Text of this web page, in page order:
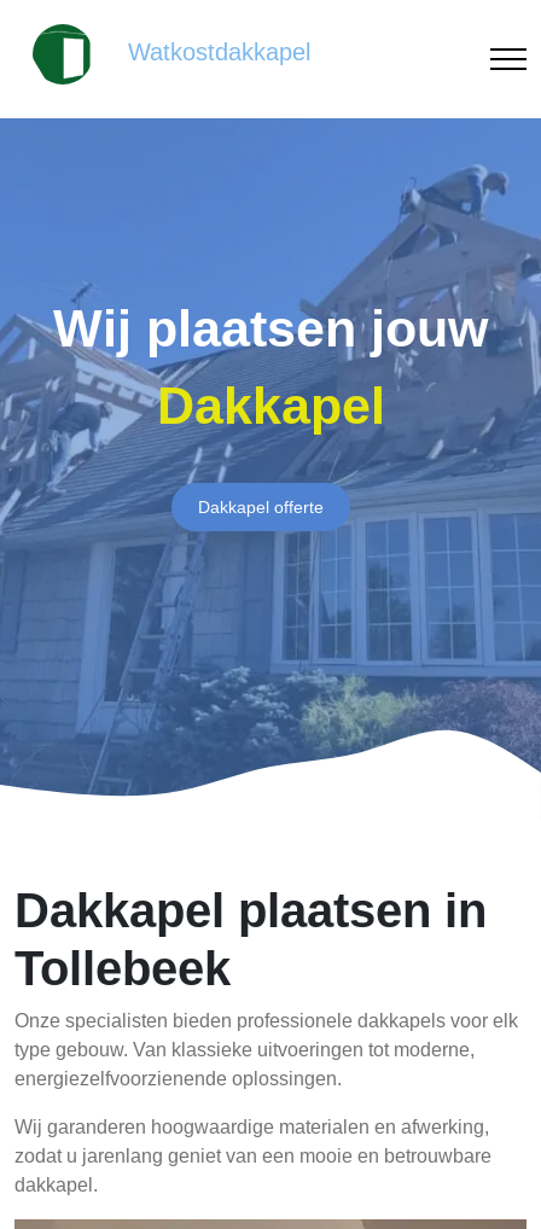
Watkostdakkapel
Wij plaatsen jouw
Dakkapel
Dakkapel offerte
Dakkapel plaatsen in
Tollebeek
Onze specialisten bieden professionele dakkapels voor elk
type gebouw. Van klassieke uitvoeringen tot moderne,
energiezelfvoorzienende oplossingen.
Wij garanderen hoogwaardige materialen en afwerking,
zodat u jarenlang geniet van een mooie en betrouwbare
dakkapel.